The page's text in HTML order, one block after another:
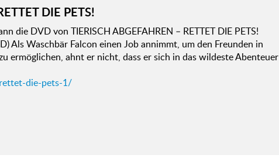
DIE PETS!
die DVD von TIERISCH ABGEFAHREN – RETTET DIE PETS!
Als Waschbär Falcon einen Job annimmt, um den Freunden in
ermöglichen, ahnt er nicht, dass er sich in das wildeste Abenteuer
die-pets-1/